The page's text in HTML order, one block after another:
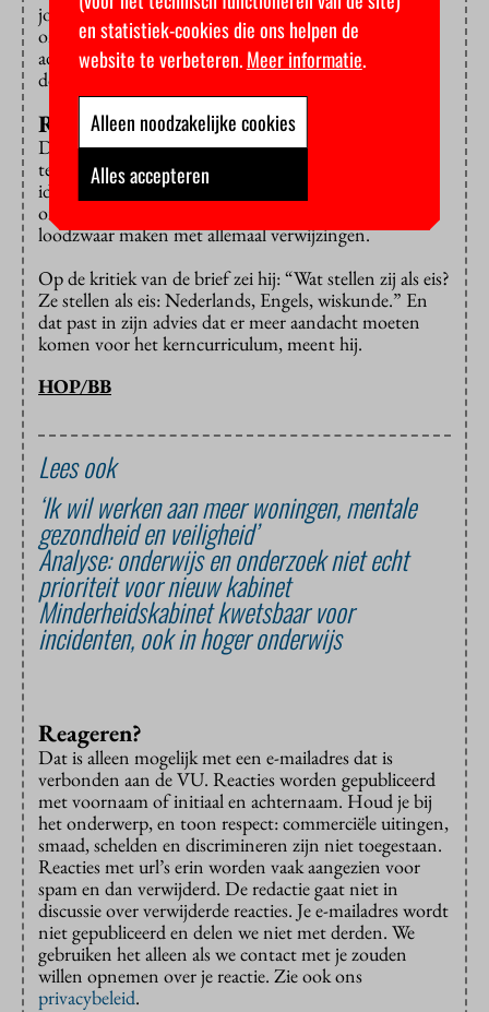
jongeren moeten daarin groeien, menen de
onderwijsinstellingen. Het is een “gemis” dat het
advies voorbij gaat aan de pedagogische relatie tussen
docent en leerling.
Rapport niet loodzwaar maken
Dit weekend zat Schnabel bij het
televisieprogrammaBuitenhof
ideeën tegenover een docente. Ze zouden wel degelijk
onderbouwd zijn, maar hij wilde het rapport niet
loodzwaar maken met allemaal verwijzingen.
Op de kritiek van de brief zei hij: “Wat stellen zij als eis?
Ze stellen als eis: Nederlands, Engels, wiskunde.” En
dat past in zijn advies dat er meer aandacht moeten
komen voor het kerncurriculum, meent hij.
HOP/BB
Lees ook
‘Ik wil werken aan meer woningen, mentale
gezondheid en veiligheid’
Analyse: onderwijs en onderzoek niet echt
prioriteit voor nieuw kabinet
Minderheidskabinet kwetsbaar voor
incidenten, ook in hoger onderwijs
Reageren?
Dat is alleen mogelijk met een e-mailadres dat is
verbonden aan de VU. Reacties worden gepubliceerd
met voornaam of initiaal en achternaam. Houd je bij
het onderwerp, en toon respect: commerciële uitingen,
smaad, schelden en discrimineren zijn niet toegestaan.
Reacties met url’s erin worden vaak aangezien voor
spam en dan verwijderd. De redactie gaat niet in
discussie over verwijderde reacties. Je e-mailadres wordt
niet gepubliceerd en delen we niet met derden. We
gebruiken het alleen als we contact met je zouden
willen opnemen over je reactie. Zie ook ons
privacybeleid.
en statistiek-cookies die ons helpen de
website te verbeteren.Meer informatie.
Alleen noodzakelijke cookies
Alles accepteren